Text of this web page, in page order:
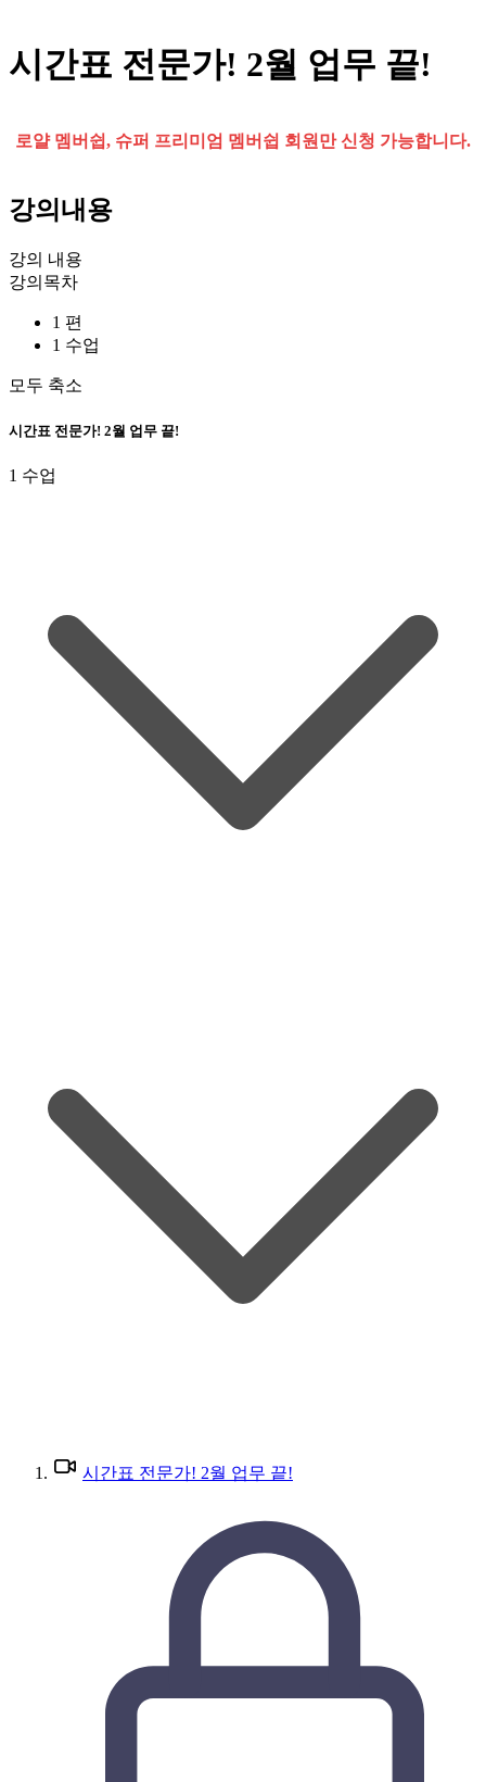
시간표 전문가! 2월 업무 끝!
로얄 멤버쉽, 슈퍼 프리미엄 멤버쉽 회원만 신청 가능합니다.
강의내용
강의 내용
강의목차
1 편
1 수업
모두 축소
시간표 전문가! 2월 업무 끝!
1 수업
시간표 전문가! 2월 업무 끝!